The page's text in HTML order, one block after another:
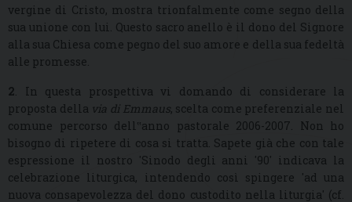
vergine di Cristo, mostra trionfalmente come segno della
sua unione con lui. Questo sacro anello è il dono del Signore
alla sua Chiesa come pegno del suo amore e della sua fedeltà
alle promesse.
2. In questa prospettiva vi domando di considerare la
proposta della via di Emmaus, scelta come preferenziale nel
comune percorso dell‟anno pastorale 2006-2007. Non ho
bisogno di ripetere di cosa si tratta. Sapete già che con tale
espressione il nostro 'Sinodo degli anni '90' indicava la
celebrazione liturgica, intendendo così spingere 'ad una
nuova consapevolezza del dono custodito nella liturgia' (cf.